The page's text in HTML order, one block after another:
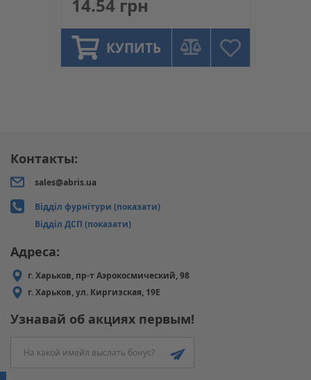
14.54 грн
КУПИТЬ
Контакты:
sales@abris.ua
Відділ фурнітури (показати)
Відділ ДСП (показати)
Адреса:
г. Харьков, пр-т Аэрокосмический, 98
г. Харьков, ул. Киргизская, 19Е
Узнавай об акциях первым!